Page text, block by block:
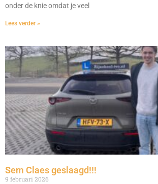
onder de knie omdat je veel
Lees verder »
Sem Claes geslaagd!!!
9 februari 2026